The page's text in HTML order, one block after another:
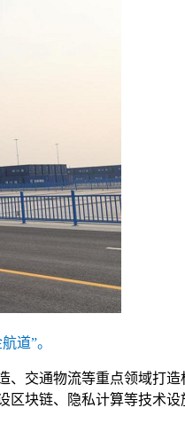
道”。
交通物流等重点领域打
块链、隐私计算等技术